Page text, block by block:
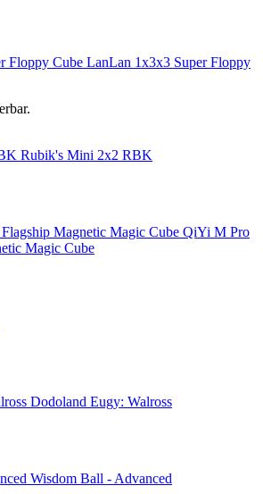
LanLan 1x3x3 Super Floppy
Rubik's Mini 2x2 RBK
QiYi M Pro
Magic Cube
Dodoland Eugy: Walross
Wisdom Ball - Advanced